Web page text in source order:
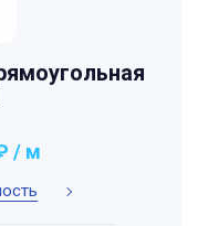
/ м